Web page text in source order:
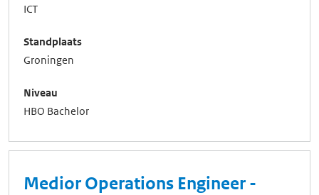
ICT
Standplaats
Groningen
Niveau
HBO Bachelor
Medior Operations Engineer -